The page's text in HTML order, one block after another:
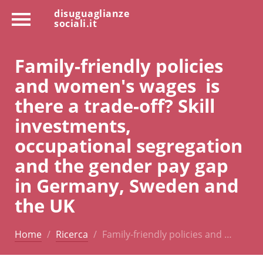
disuguaglianze
sociali.it
Family-friendly policies
and women's wages  is
there a trade-off? Skill
investments,
occupational segregation
and the gender pay gap
in Germany, Sweden and
the UK
Home Ricerca Family-friendly policies and …